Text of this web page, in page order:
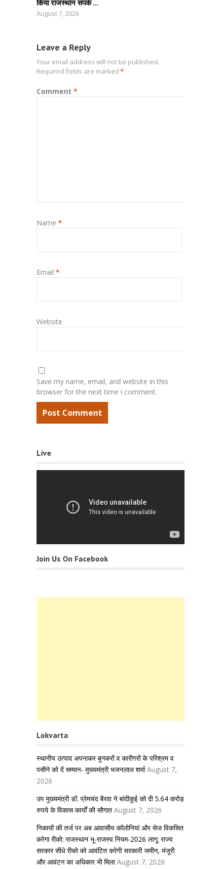
किया राजस्थान संपर्क ...
August 7, 2026
Leave a Reply
Your email address will not be published.
Required fields are marked *
Comment *
Name *
Email *
Website
Save my name, email, and website in this
browser for the next time I comment.
Live
Join Us On Facebook
Lokvarta
स्थानीय उत्पाद अपनाकर बुनकरों व कारीगरों के परिश्रम व
पसीने को दें सम्मान- मुख्यमंत्री भजनलाल शर्मा August 7,
2026
उप मुख्यमंत्री डॉ. प्रेमचंद बैरवा ने बांदीकुई को दी 5.64 करोड़
रुपये के विकास कार्यों की सौगात August 7, 2026
निकायों की तर्ज पर अब आवासीय कॉलोनियां और सेज विकसित
करेगा रीको: राजस्थान भू-राजस्व नियम-2026 लागू; राज्य
सरकार सीधे रीको को आवंटित करेगी सरकारी जमीन, मंजूरी
और आवंटन का अधिकार भी मिला August 7, 2026